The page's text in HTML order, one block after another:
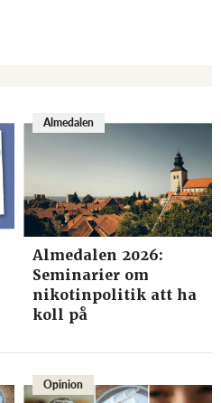
Almedalen
Almedalen 2026:
Seminarier om
nikotinpolitik att ha
koll på
Opinion